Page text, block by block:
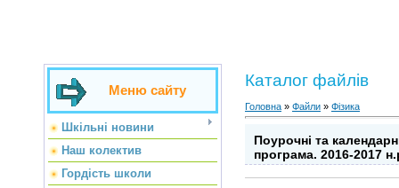
Меню сайту
Шкільні новини
Наш колектив
Гордість школи
Каталог файлів
Головна » Файли » Фізика
Поурочні та
програма. 2016-2017